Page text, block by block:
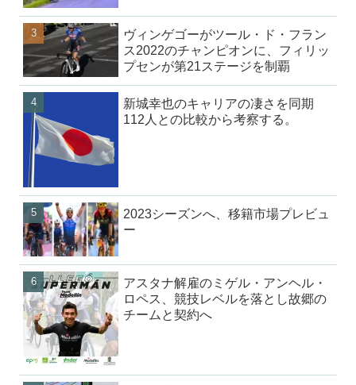
ヴィンゲゴーがツール・ド・フラン
ス2022のチャンピオンに、フィリッ
プセンが第21ステージを制覇
新城幸也のキャリアの凄さを同期
112人との比較から考察する。
2023シーズンへ、移籍市場プレビュ
ー
アスタナ解雇のミゲル・アンヘル・
ロペス、競技レベルを落とし故郷の
チームと契約へ